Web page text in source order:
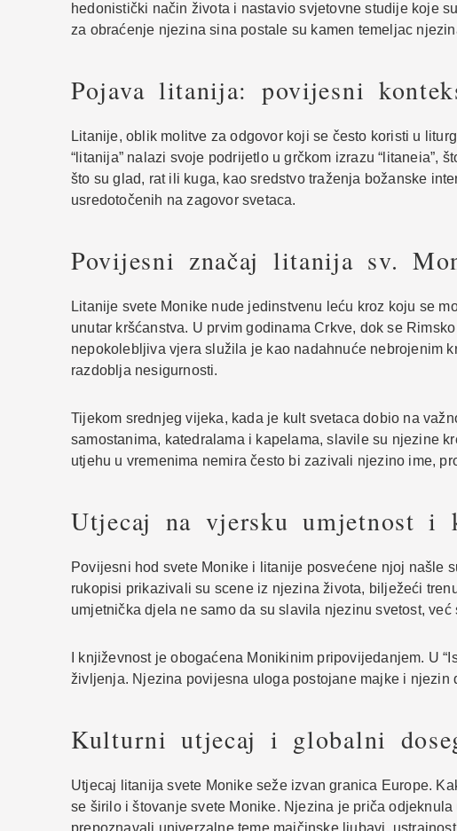
hedonistički način života i nastavio svjetovne studije koje
za obraćenje njezina sina postale su kamen temeljac
Pojava litanija: povijesni
Litanije, oblik molitve za odgovor koji se često koristi u
“litanija” nalazi svoje podrijetlo u grčkom izrazu “litaneia”,
što su glad, rat ili kuga, kao sredstvo traženja božanske
usredotočenih na zagovor svetaca.
Povijesni značaj litanija sv.
Litanije svete Monike nude jedinstvenu leću kroz koju se
unutar kršćanstva. U prvim godinama Crkve, dok se
nepokolebljiva vjera služila je kao nadahnuće nebrojenim
razdoblja nesigurnosti.
Tijekom srednjeg vijeka, kada je kult svetaca dobio na
samostanima, katedralama i kapelama, slavile su njezine
utjehu u vremenima nemira često bi zazivali njezino ime,
Utjecaj na vjersku umjetnost i
Povijesni hod svete Monike i litanije posvećene njoj našle
rukopisi prikazivali su scene iz njezina života, bilježeći
umjetnička djela ne samo da su slavila njezinu svetost,
I književnost je obogaćena Monikinim pripovijedanjem. U
življenja. Njezina povijesna uloga postojane majke i
Kulturni utjecaj i globalni
Utjecaj litanija svete Monike seže izvan granica Europe.
se širilo i štovanje svete Monike. Njezina je priča
prepoznavali univerzalne teme majčinske ljubavi,